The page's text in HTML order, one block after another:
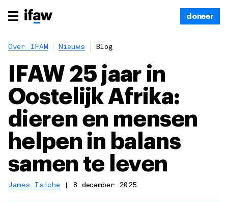
doneer
Over IFAW Nieuws Blog
IFAW 25 jaar in
Oostelijk Afrika:
dieren en mensen
helpen in balans
samen te leven
James Isiche 8 december 2025